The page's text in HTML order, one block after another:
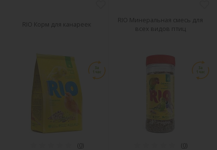
RIO Корм для канареек
(0)
RIO Минеральная смесь для
всех видов птиц
(0)